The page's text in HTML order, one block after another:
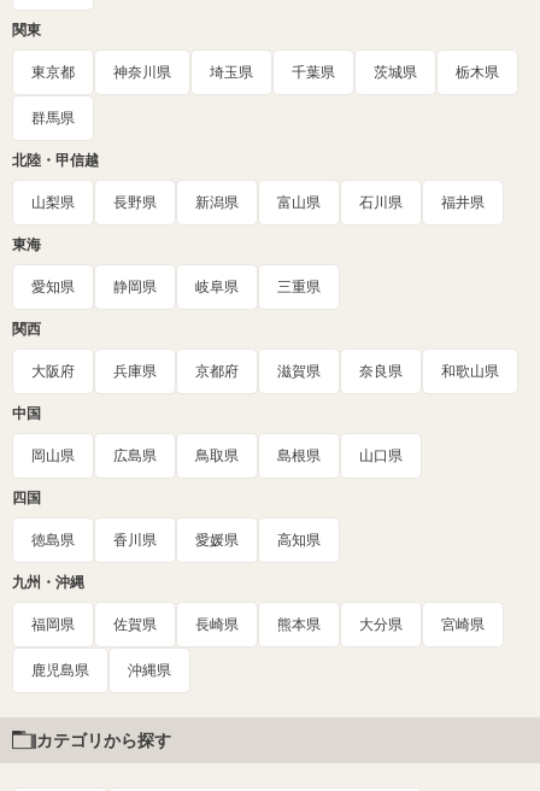
関東
東京都 神奈川県 埼玉県 千葉県 茨城県 栃木県
群馬県
北陸・甲信越
山梨県 長野県 新潟県 富山県 石川県 福井県
東海
愛知県 静岡県 岐阜県 三重県
関西
大阪府 兵庫県 京都府 滋賀県 奈良県 和歌山県
中国
岡山県 広島県 鳥取県 島根県 山口県
四国
徳島県 香川県 愛媛県 高知県
九州・沖縄
福岡県 佐賀県 長崎県 熊本県 大分県 宮崎県
鹿児島県 沖縄県
カテゴリから探す